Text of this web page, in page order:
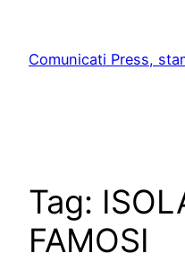
content
Comunicati Press,
Tag:
FAMOSI